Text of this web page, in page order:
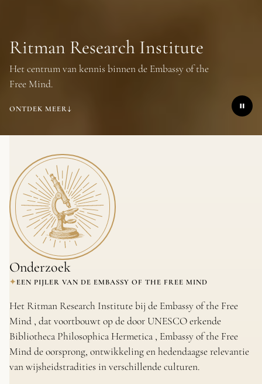
Ritman Research Institute
Het centrum van kennis binnen de Embassy of the
Free Mind.
ONTDEK MEER↓
Onderzoek
✦EEN PIJLER VAN DE EMBASSY OF THE FREE MIND
Het Ritman Research Institute bij de Embassy of the Free
Mind , dat voortbouwt op de door UNESCO erkende
Bibliotheca Philosophica Hermetica , Embassy of the Free
Mind de oorsprong, ontwikkeling en hedendaagse relevantie
van wijsheidstradities in verschillende culturen.